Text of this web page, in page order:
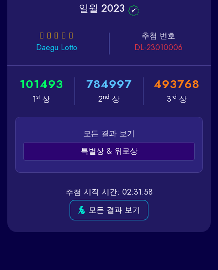
일월 2023
Daegu Lotto
추첨 번호
DL-23010006
101493
1st상
784997
2nd 상
493768
3rd 상
모든 결과 보기
특별상 & 위로상
추첨 시작 시간: 02:31:58
모든 결과 보기